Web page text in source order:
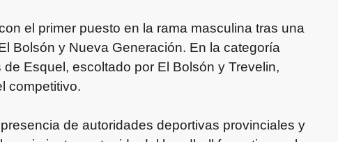
el primer puesto en la rama masculina tras una
Bolsón y Nueva Generación. En la categoría
Esquel, escoltado por El Bolsón y Trevelin,
competitivo.
de autoridades deportivas provinciales y